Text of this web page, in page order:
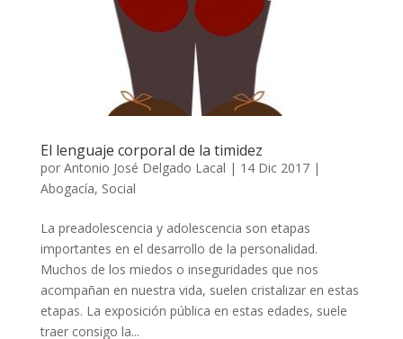
El lenguaje corporal de la timidez
por Antonio José Delgado Lacal | 14 Dic 2017|
Abogacía, Social
La preadolescencia y adolescencia son etapas
importantes en el desarrollo de la personalidad.
Muchos de los miedos o inseguridades que nos
acompañan en nuestra vida, suelen cristalizar en estas
etapas. La exposición pública en estas edades, suele
traer consigo la...